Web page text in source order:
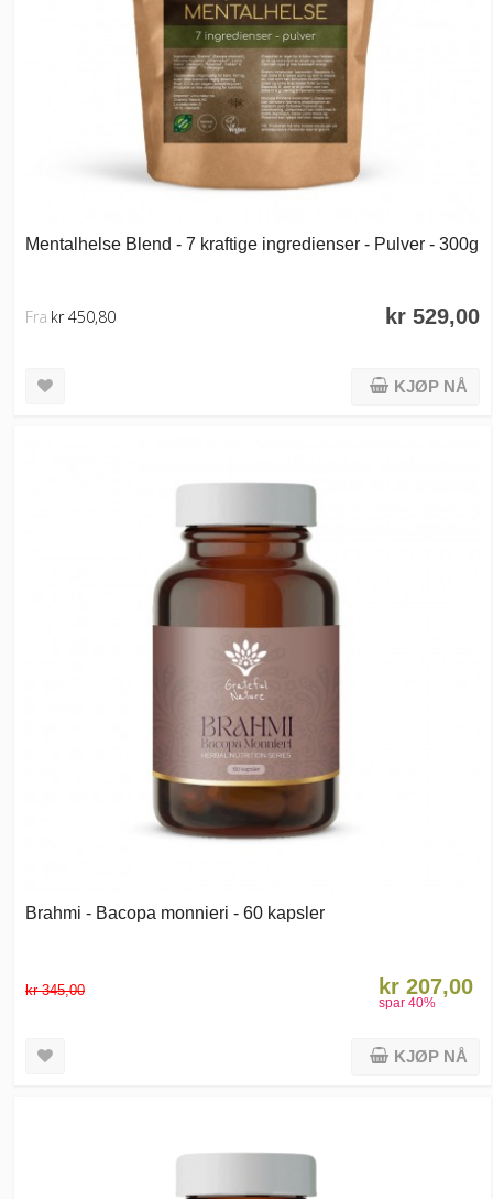
Mentalhelse Blend - 7 kraftige ingredienser - Pulver - 300g
kr 529,00
Fra kr 450,80
KJØP NÅ
Brahmi - Bacopa monnieri - 60 kapsler
kr 345,00 kr 207,00
spar 40%
KJØP NÅ